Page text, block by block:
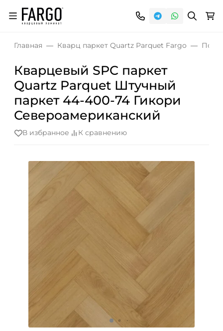
Главная Кварц паркет Quartz Parquet Fargo
Кварцевый SPC паркет
Quartz Parquet Штучный
паркет 44-400-74 Гикори
Североамериканский
В избранное К сравнению